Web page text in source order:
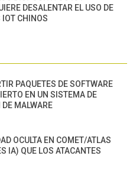
DESALENTAR EL USO DE
CHINOS
PAQUETES DE SOFTWARE
EN UN SISTEMA DE
MALWARE
OCULTA EN COMET/ATLAS
IA) QUE LOS ATACANTES